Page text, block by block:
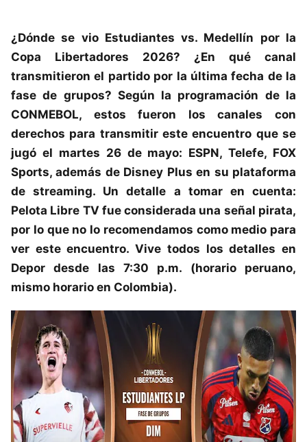
¿Dónde se vio Estudiantes vs. Medellín por la
Copa Libertadores 2026? ¿En qué canal
transmitieron el partido por la última fecha de la
fase de grupos? Según la programación de la
CONMEBOL, estos fueron los canales con
derechos para transmitir este encuentro que se
jugó el martes 26 de mayo: ESPN, Telefe, FOX
Sports, además de Disney Plus en su plataforma
de streaming. Un detalle a tomar en cuenta:
Pelota Libre TV fue considerada una señal pirata,
por lo que no lo recomendamos como medio para
ver este encuentro. Vive todos los detalles en
Depor desde las 7:30 p.m. (horario peruano,
mismo horario en Colombia).